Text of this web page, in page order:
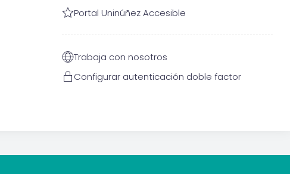
Portal Uninúñez Accesible
Trabaja con nosotros
Configurar autenticación doble factor